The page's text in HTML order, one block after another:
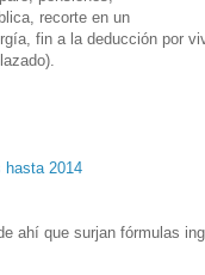
recorte en un
fin a la deducción por
hasta 2014
ahí que surjan fórmulas